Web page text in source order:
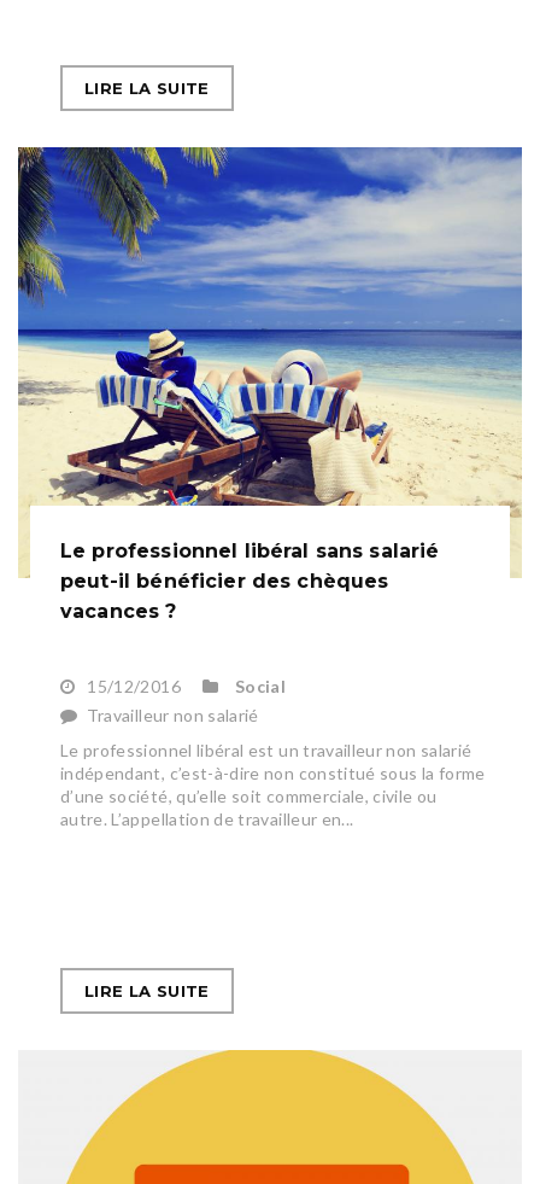
LIRE LA SUITE
Le professionnel libéral sans salarié
peut-il bénéficier des chèques
vacances ?
15/12/2016
Social
Travailleur non salarié
Le professionnel libéral est un travailleur non salarié
indépendant, c’est-à-dire non constitué sous la forme
d’une société, qu’elle soit commerciale, civile ou
autre. L’appellation de travailleur en...
LIRE LA SUITE